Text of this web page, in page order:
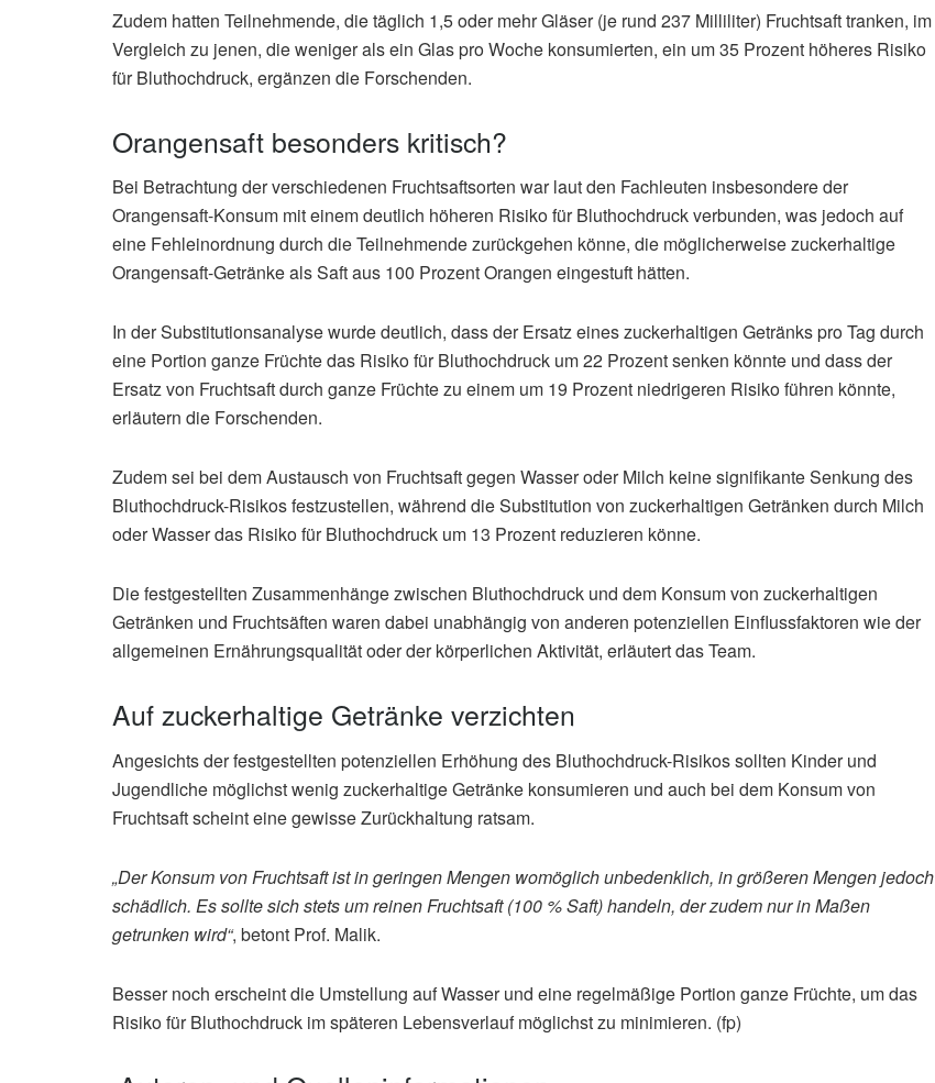
Zudem hatten Teilnehmende, die täglich 1,5 oder mehr Gläser (je rund 237 Milliliter) Fruchtsaft tranken, im
Vergleich zu jenen, die weniger als ein Glas pro Woche konsumierten, ein um 35 Prozent höheres Risiko
für Bluthochdruck, ergänzen die Forschenden.
Orangensaft besonders kritisch?
Bei Betrachtung der verschiedenen Fruchtsaftsorten war laut den Fachleuten insbesondere der
Orangensaft-Konsum mit einem deutlich höheren Risiko für Bluthochdruck verbunden, was jedoch auf
eine Fehleinordnung durch die Teilnehmende zurückgehen könne, die möglicherweise zuckerhaltige
Orangensaft-Getränke als Saft aus 100 Prozent Orangen eingestuft hätten.
In der Substitutionsanalyse wurde deutlich, dass der Ersatz eines zuckerhaltigen Getränks pro Tag durch
eine Portion ganze Früchte das Risiko für Bluthochdruck um 22 Prozent senken könnte und dass der
Ersatz von Fruchtsaft durch ganze Früchte zu einem um 19 Prozent niedrigeren Risiko führen könnte,
erläutern die Forschenden.
Zudem sei bei dem Austausch von Fruchtsaft gegen Wasser oder Milch keine signifikante Senkung des
Bluthochdruck-Risikos festzustellen, während die Substitution von zuckerhaltigen Getränken durch Milch
oder Wasser das Risiko für Bluthochdruck um 13 Prozent reduzieren könne.
Die festgestellten Zusammenhänge zwischen Bluthochdruck und dem Konsum von zuckerhaltigen
Getränken und Fruchtsäften waren dabei unabhängig von anderen potenziellen Einflussfaktoren wie der
allgemeinen Ernährungsqualität oder der körperlichen Aktivität, erläutert das Team.
Auf zuckerhaltige Getränke verzichten
Angesichts der festgestellten potenziellen Erhöhung des Bluthochdruck-Risikos sollten Kinder und
Jugendliche möglichst wenig zuckerhaltige Getränke konsumieren und auch bei dem Konsum von
Fruchtsaft scheint eine gewisse Zurückhaltung ratsam.
„Der Konsum von Fruchtsaft ist in geringen Mengen womöglich unbedenklich, in größeren Mengen jedoch
schädlich. Es sollte sich stets um reinen Fruchtsaft (100 % Saft) handeln, der zudem nur in Maßen
getrunken wird“, betont Prof. Malik.
Besser noch erscheint die Umstellung auf Wasser und eine regelmäßige Portion ganze Früchte, um das
Risiko für Bluthochdruck im späteren Lebensverlauf möglichst zu minimieren. (fp)